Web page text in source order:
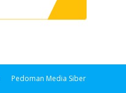
Pedoman Media Siber